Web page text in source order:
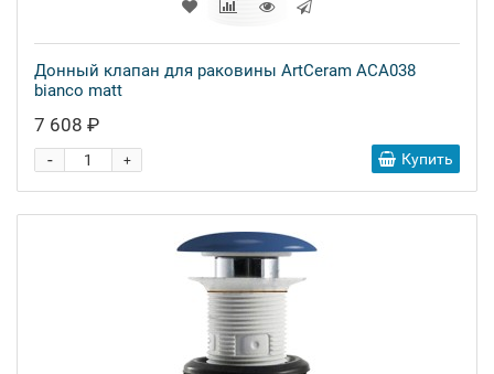
Донный клапан для раковины ArtCeram ACA038
bianco matt
7 608 ₽
+
- Купить